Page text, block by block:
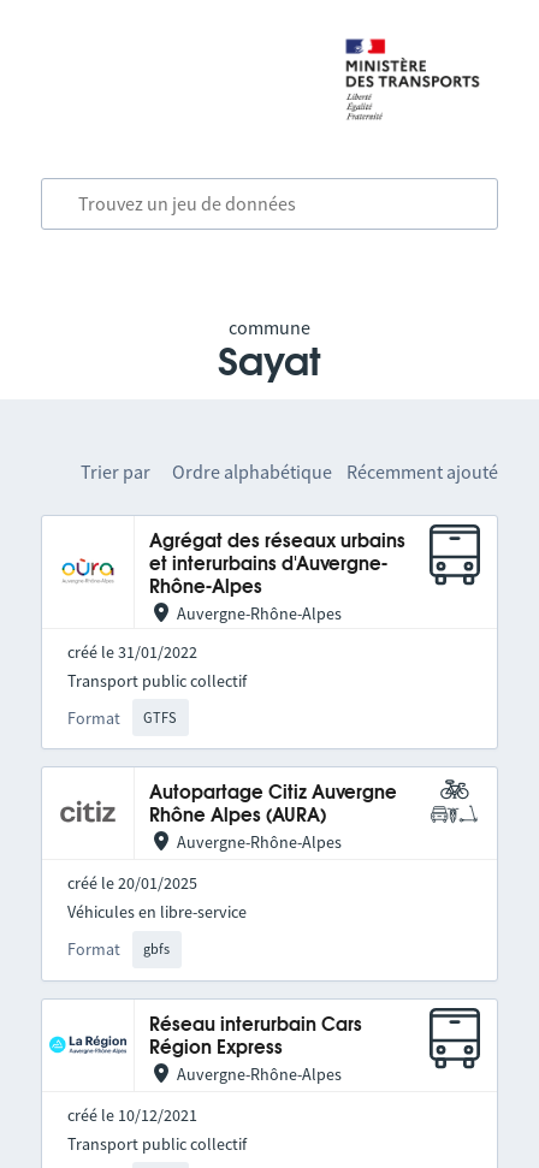
commune
Sayat
Trier par Ordre alphabétique Récemment ajouté
Agrégat des réseaux urbains
et interurbains d'Auvergne-
Rhône-Alpes
Auvergne-Rhône-Alpes
créé le 31/01/2022
Format GTFS
Transport public collectif
Autopartage Citiz Auvergne
Rhône Alpes (AURA)
Auvergne-Rhône-Alpes
créé le 20/01/2025
Format gbfs
Véhicules en libre-service
Réseau interurbain Cars
Région Express
Auvergne-Rhône-Alpes
créé le 10/12/2021
Transport public collectif